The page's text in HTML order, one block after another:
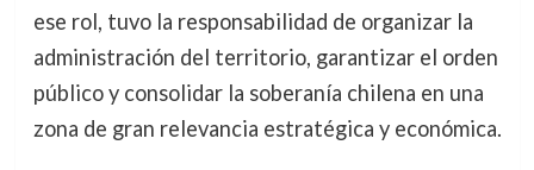
ese rol, tuvo la responsabilidad de organizar la
administración del territorio, garantizar el orden
público y consolidar la soberanía chilena en una
zona de gran relevancia estratégica y económica.